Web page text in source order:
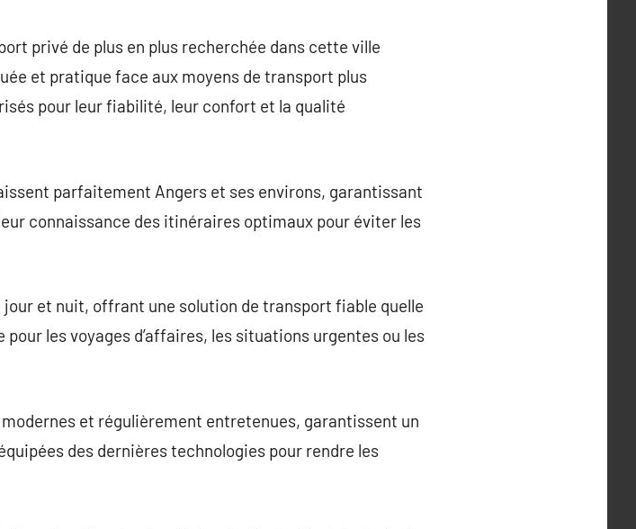
privé de plus en plus recherchée dans cette ville
et pratique face aux moyens de transport plus
pour leur fiabilité, leur confort et la qualité
parfaitement Angers et ses environs, garantissant
connaissance des itinéraires optimaux pour éviter les
et nuit, offrant une solution de transport fiable quelle
les voyages d’affaires, les situations urgentes ou les
et régulièrement entretenues, garantissent un
des dernières technologies pour rendre les